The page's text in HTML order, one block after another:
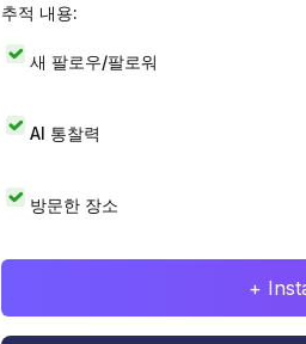
추적 내용:
새 팔로우/팔로워
AI 통찰력
방문한 장소
+